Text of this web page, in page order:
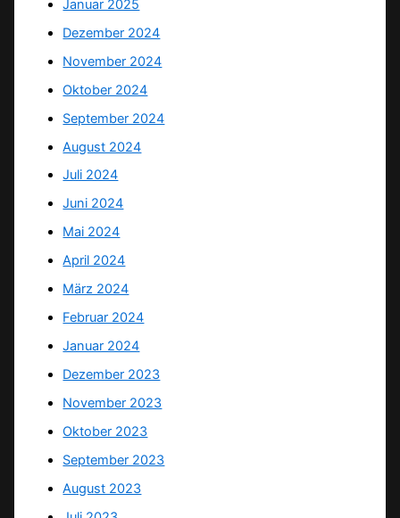
Januar 2025
Dezember 2024
November 2024
Oktober 2024
September 2024
August 2024
Juli 2024
Juni 2024
Mai 2024
April 2024
März 2024
Februar 2024
Januar 2024
Dezember 2023
November 2023
Oktober 2023
September 2023
August 2023